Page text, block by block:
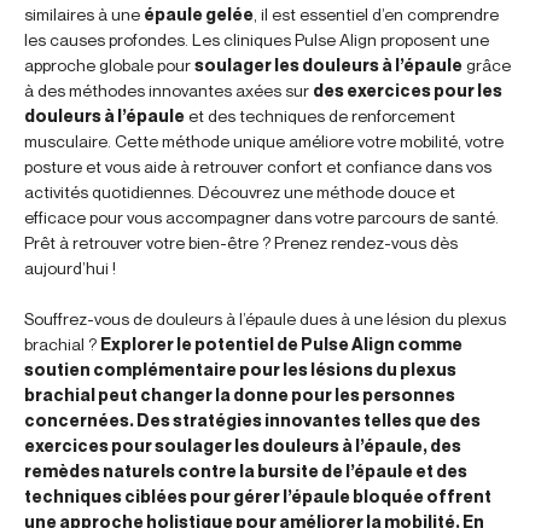
similaires à une épaule gelée , il est essentiel d’en comprendre
les causes profondes. Les cliniques Pulse Align proposent une
approche globale poursoulager les douleurs à l’épaule grâce
à des méthodes innovantes axées sur des exercices pour les
douleurs à l’épauleet des techniques de renforcement
musculaire. Cette méthode unique améliore votre mobilité, votre
posture et vous aide à retrouver confort et confiance dans vos
activités quotidiennes. Découvrez une méthode douce et
efficace pour vous accompagner dans votre parcours de santé.
Prêt à retrouver votre bien-être ? Prenez rendez-vous dès
aujourd’hui !
Souffrez-vous de douleurs à l’épaule dues à une lésion du plexus
brachial ? Explorer le potentiel de Pulse Align comme
soutien complémentaire pour les lésions du plexus
brachial peut changer la donne pour les personnes
concernées. Des stratégies innovantes telles que des
exercices pour soulager les douleurs à l’épaule, des
remèdes naturels contre la bursite de l’épaule et des
techniques ciblées pour gérer l’épaule bloquée offrent
une approche holistique pour améliorer la mobilité. En